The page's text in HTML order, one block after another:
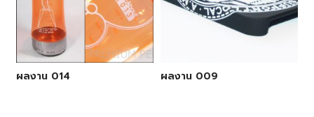
ผลงาน 014 ผลงาน 009